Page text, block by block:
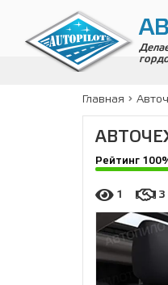
Главная
Рейтинг
1 3
Адрес:
Чагинская